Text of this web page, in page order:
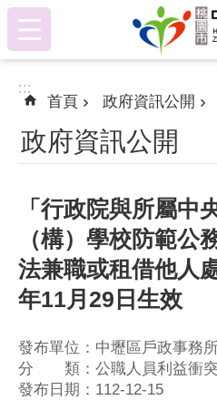
跳到主要內容區塊
:::
:::
首頁 政府資訊公開
政府資訊公開
「行政院與所屬中
（構）學校防範公
法兼職或租借他人
年11月29日生效
發布單位：中壢區戶政事務
分 類：公職人員利益衝突
發布日期：112-12-15